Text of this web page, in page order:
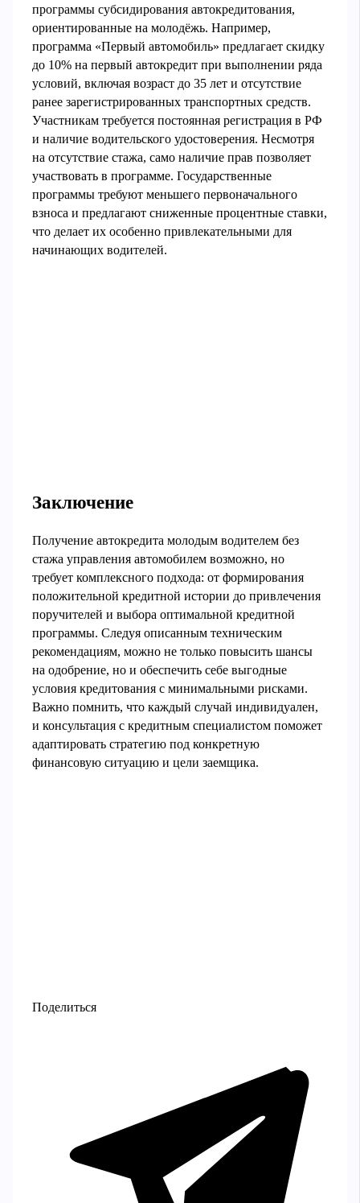
программы субсидирования автокредитования,
ориентированные на молодёжь. Например,
программа «Первый автомобиль» предлагает скидку
до 10% на первый автокредит при выполнении ряда
условий, включая возраст до 35 лет и отсутствие
ранее зарегистрированных транспортных средств.
Участникам требуется постоянная регистрация в РФ
и наличие водительского удостоверения. Несмотря
на отсутствие стажа, само наличие прав позволяет
участвовать в программе. Государственные
программы требуют меньшего первоначального
взноса и предлагают сниженные процентные ставки,
что делает их особенно привлекательными для
начинающих водителей.
Заключение
Получение автокредита молодым водителем без
стажа управления автомобилем возможно, но
требует комплексного подхода: от формирования
положительной кредитной истории до привлечения
поручителей и выбора оптимальной кредитной
программы. Следуя описанным техническим
рекомендациям, можно не только повысить шансы
на одобрение, но и обеспечить себе выгодные
условия кредитования с минимальными рисками.
Важно помнить, что каждый случай индивидуален,
и консультация с кредитным специалистом поможет
адаптировать стратегию под конкретную
финансовую ситуацию и цели заемщика.
Поделиться